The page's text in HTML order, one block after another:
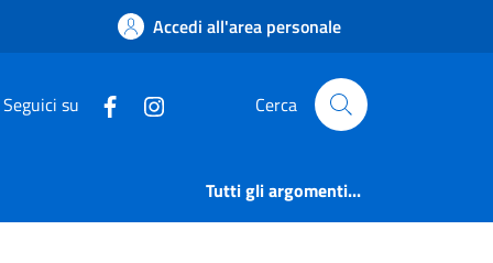
aggiornati fino
Accedi all'area personale
Seguici su Cerca
Tutti gli argomenti...